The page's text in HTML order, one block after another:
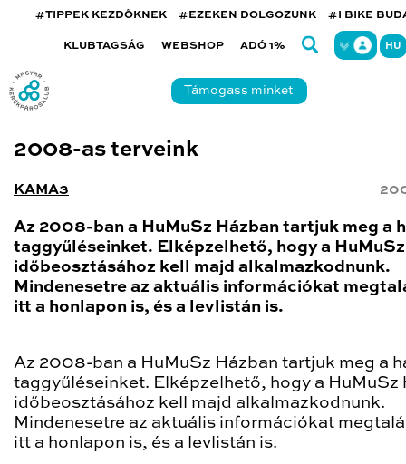
#TIPPEK KEZDŐKNEK #EZEKEN DOLGOZUNK #I BIKE
KLUBTAGSÁG WEBSHOP ADÓ 1% HU
Támogass minket
2008-as terveink
KAMA3
Az 2008-ban a HuMuSz Házban tartjuk meg a
taggyűléseinket. Elképzelhető, hogy a HuMuSz
időbeosztásához kell majd alkalmazkodnunk.
Mindenesetre az aktuális információkat
itt a honlapon is, és a levlistán is.
Az 2008-ban a HuMuSz Házban tartjuk meg a
taggyűléseinket. Elképzelhető, hogy a HuMuSz
időbeosztásához kell majd alkalmazkodnunk.
Mindenesetre az aktuális információkat
itt a honlapon is, és a levlistán is.